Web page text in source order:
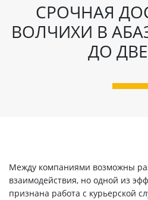
СРОЧНАЯ
ВОЛЧИХИ В
ДО
Между компаниями возможны
взаимодействия, но одной из
признана работа с курьерской